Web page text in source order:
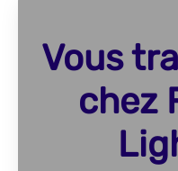
Vous
chez